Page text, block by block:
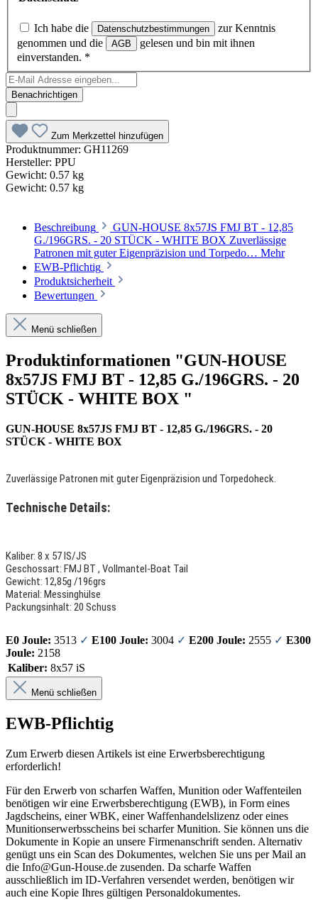
Ich habe die Datenschutzbestimmungen
zur Kenntnis
genommen und die
AGB
gelesen und bin mit ihnen
einverstanden. *
Benachrichtigen
Zum Merkzettel hinzufügen
Produktnummer: GH11269
Hersteller: PPU
Gewicht: 0.57 kg
Gewicht: 0.57 kg
Beschreibung
GUN-HOUSE 8x57JS FMJ BT - 12,85
G./196GRS. - 20 STÜCK - WHITE BOX Zuverlässige
Patronen mit guter Eigenpräzision und Torpedo… Mehr
EWB-Pflichtig
Produktsicherheit
Bewertungen
Menü schließen
Produktinformationen "GUN-HOUSE
8x57JS FMJ BT - 12,85 G./196GRS. - 20
STÜCK - WHITE BOX "
GUN-HOUSE 8x57JS FMJ BT - 12,85 G./196GRS. - 20
STÜCK - WHITE BOX
Zuverlässige Patronen mit guter Eigenpräzision und Torpedoheck.
Technische Details:
Kaliber: 8 x 57 IS/JS
Geschossart: FMJ BT , Vollmantel-Boat Tail
Gewicht: 12,85g /196grs
Material: Messinghülse
Packungsinhalt: 20 Schuss
E0 Joule: 3513 ✓ E100 Joule: 3004 ✓ E200 Joule: 2555 ✓ E300
Joule: 2158
Kaliber: 8x57 iS
Menü schließen
EWB-Pflichtig
Zum Erwerb diesen Artikels ist eine Erwerbsberechtigung
erforderlich!
Für den Erwerb von scharfen Waffen, Munition oder Waffenteilen
benötigen wir eine Erwerbsberechtigung (EWB), in Form eines
Jagdscheins, einer WBK, einer Waffenhandelslizenz oder eines
Munitionserwerbsscheins bei scharfer Munition. Sie können uns die
Dokumente in Kopie an unsere Firmenanschrift senden. Alternativ
genügt uns ein Scan des Dokumentes, welchen Sie uns per Mail an
die Info@Gun-House.de zusenden. Da scharfe Waffen
ausschließlich im ID-Verfahren versendet werden, benötigen wir
auch eine Kopie Ihres gültigen Personaldokumentes.